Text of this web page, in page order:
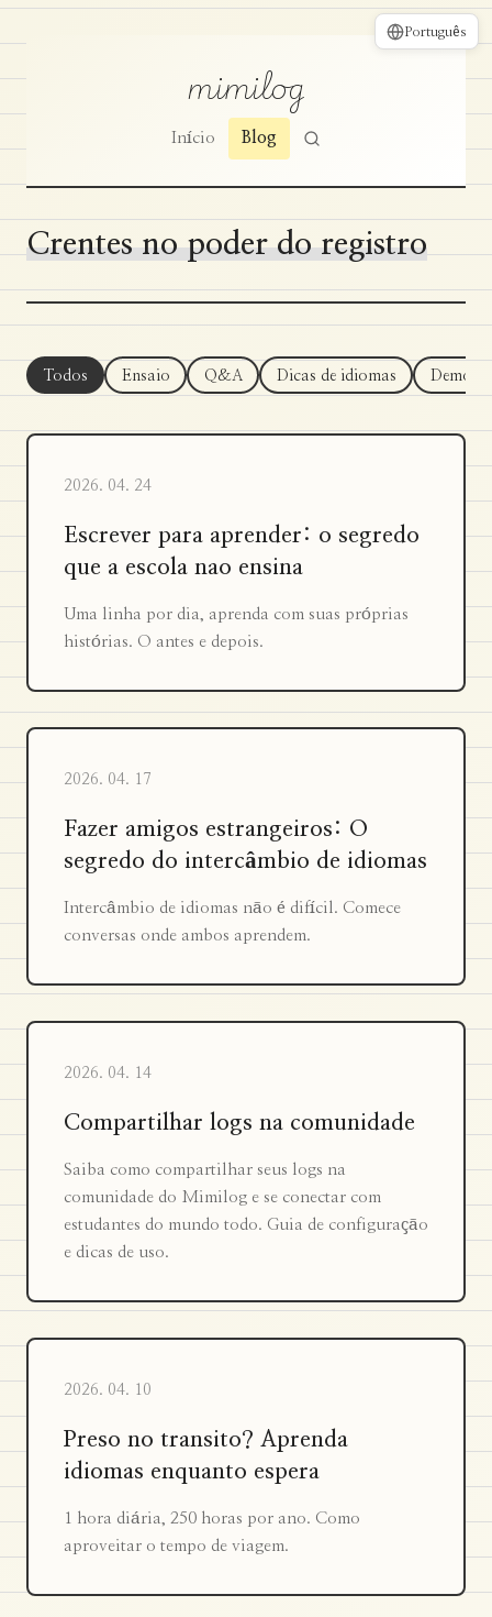
Português
mimilog
Início Blog
Crentes no poder do registro
Todos Ensaio Q&A Dicas de idiomas Demo
2026. 04. 24
Escrever para aprender: o segredo
que a escola nao ensina
Uma linha por dia, aprenda com suas próprias
histórias. O antes e depois.
2026. 04. 17
Fazer amigos estrangeiros: O
segredo do intercâmbio de idiomas
Intercâmbio de idiomas não é difícil. Comece
conversas onde ambos aprendem.
2026. 04. 14
Compartilhar logs na comunidade
Saiba como compartilhar seus logs na
comunidade do Mimilog e se conectar com
estudantes do mundo todo. Guia de configuração
e dicas de uso.
2026. 04. 10
Preso no transito? Aprenda
idiomas enquanto espera
1 hora diária, 250 horas por ano. Como
aproveitar o tempo de viagem.